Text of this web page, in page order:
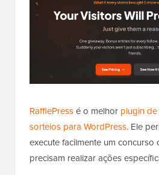
RafflePressé o melhor plugin
sorteios para WordPress. Ele
execute facilmente um
precisam realizar ações